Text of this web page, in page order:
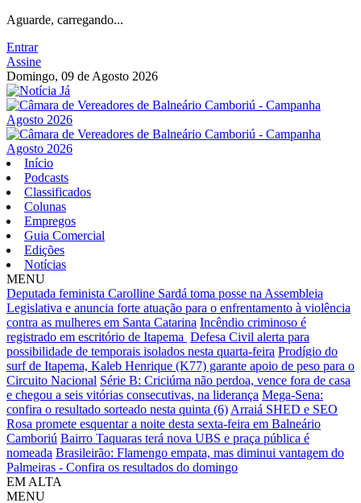
Aguarde, carregando...
Entrar
Assine
Domingo, 09 de Agosto 2026
Início
Podcasts
Classificados
Colunas
Empregos
Guia Comercial
Edições
Notícias
MENU
Deputada feminista Carolline Sardá toma posse na Assembleia
Legislativa e anuncia forte atuação para o enfrentamento à violência
contra as mulheres em Santa Catarina Incêndio criminoso é
registrado em escritório de Itapema Defesa Civil alerta para
possibilidade de temporais isolados nesta quarta-feira Prodígio do
surf de Itapema, Kaleb Henrique (K77) garante apoio de peso para o
Circuito Nacional Série B: Criciúma não perdoa, vence fora de casa
e chegou a seis vitórias consecutivas, na liderança Mega-Sena:
confira o resultado sorteado nesta quinta (6) Arraiá SHED e SEO
Rosa promete esquentar a noite desta sexta-feira em Balneário
Camboriú Bairro Taquaras terá nova UBS e praça pública é
nomeada Brasileirão: Flamengo empata, mas diminui vantagem do
Palmeiras - Confira os resultados do domingo
EM ALTA
MENU